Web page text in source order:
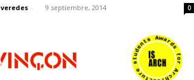
veredes - 9 septiembre, 2014 0